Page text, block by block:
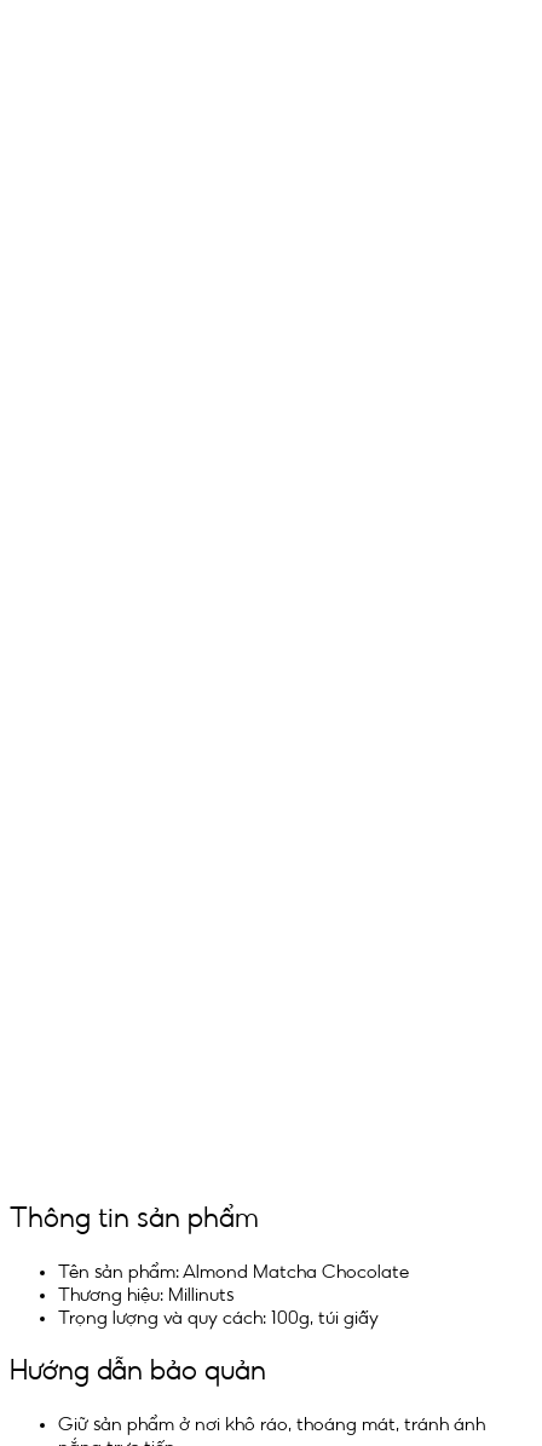
Thông tin sản phẩm
Tên sản phẩm: Almond Matcha Chocolate
Thương hiệu: Millinuts
Trọng lượng và quy cách: 100g, túi giấy
Hướng dẫn bảo quản
Giữ sản phẩm ở nơi khô ráo, thoáng mát, tránh ánh